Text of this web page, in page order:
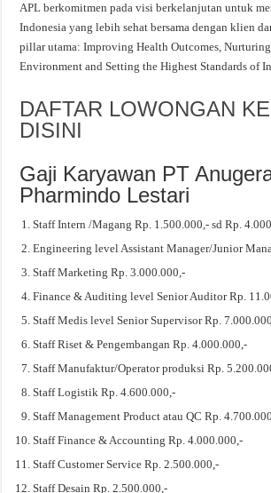
APL berkomitmen pada visi berkelanjutan untuk
Indonesia yang lebih sehat bersama dengan klien
pillar utama: Improving Health Outcomes,
Environment and Setting the Highest Standards of
DAFTAR LOWONGAN
DISINI
Gaji Karyawan PT
Pharmindo Lestari
Staff Intern /Magang Rp. 1.500.000,- sd Rp.
Engineering level Assistant Manager/Junior
Staff Marketing Rp. 3.000.000,-
Finance & Auditing level Senior Auditor Rp.
Staff Medis level Senior Supervisor Rp.
Staff Riset & Pengembangan Rp. 4.000.000,-
Staff Manufaktur/Operator produksi Rp.
Staff Logistik Rp. 4.600.000,-
Staff Management Product atau QC Rp.
Staff Finance & Accounting Rp. 4.000.000,-
Staff Customer Service Rp. 2.500.000,-
Staff Desain Rp. 2.500.000,-